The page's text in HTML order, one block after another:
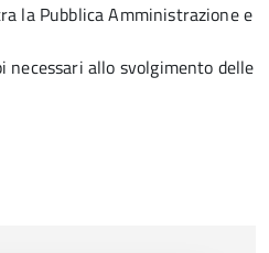
la Pubblica Amministrazione e
allo svolgimento delle